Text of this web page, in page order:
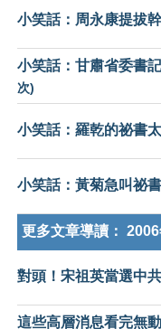
小笑話：周永康提拔
小笑話：甘肅省委書
次)
小笑話：羅乾的祕書
小笑話：黃菊急叫祕書
更多文章導讀： 2006
對頭！宋祖英當選中
這些高層消息看完無